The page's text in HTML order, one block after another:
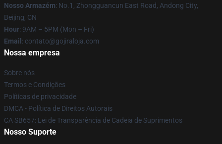
Nosso Armazém: No.1, Zhongguancun East Road, Andong City,
Beijing, CN
Hour: 9AM – 5PM (Mon – Fri)
Email : contato@gojiraloja.com
Nossa empresa
Sobre nós
Termos e Condições
Políticas de privacidade
DMCA - Política de Direitos Autorais
CA SB657: Lei de Transparência de Cadeia de Suprimentos
Nosso Suporte